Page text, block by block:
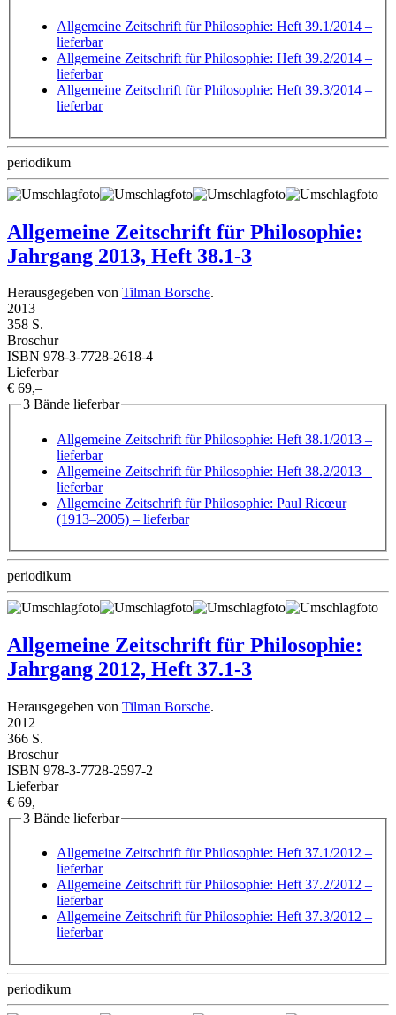
Allgemeine Zeitschrift für Philosophie: Heft 39.1/2014 –
lieferbar
Allgemeine Zeitschrift für Philosophie: Heft 39.2/2014 –
lieferbar
Allgemeine Zeitschrift für Philosophie: Heft 39.3/2014 –
lieferbar
periodikum
Allgemeine Zeitschrift für Philosophie:
Jahrgang 2013, Heft 38.1-3
Herausgegeben von Tilman Borsche.
2013
358 S.
Broschur
ISBN 978-3-7728-2618-4
Lieferbar
€ 69,–
3 Bände lieferbar
Allgemeine Zeitschrift für Philosophie: Heft 38.1/2013 –
lieferbar
Allgemeine Zeitschrift für Philosophie: Heft 38.2/2013 –
lieferbar
Allgemeine Zeitschrift für Philosophie: Paul Ricœur
(1913–2005) – lieferbar
periodikum
Allgemeine Zeitschrift für Philosophie:
Jahrgang 2012, Heft 37.1-3
Herausgegeben von Tilman Borsche.
2012
366 S.
Broschur
ISBN 978-3-7728-2597-2
Lieferbar
€ 69,–
3 Bände lieferbar
Allgemeine Zeitschrift für Philosophie: Heft 37.1/2012 –
lieferbar
Allgemeine Zeitschrift für Philosophie: Heft 37.2/2012 –
lieferbar
Allgemeine Zeitschrift für Philosophie: Heft 37.3/2012 –
lieferbar
periodikum